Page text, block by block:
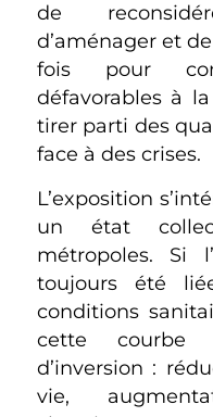
de
d’aménager et
fois pour
défavorables à
tirer parti des
face à des crises.
L’exposition
un état
métropoles. Si
toujours été
conditions
cette courbe
d’inversion :
vie,